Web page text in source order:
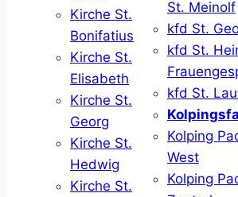
Kirche St.
Bonifatius
Kirche St.
Elisabeth
Kirche St.
Georg
Kirche St.
Hedwig
Kirche St.
St. Meinolf
kfd St.
kfd St.
kfd St.
Kolping
West
Kolping